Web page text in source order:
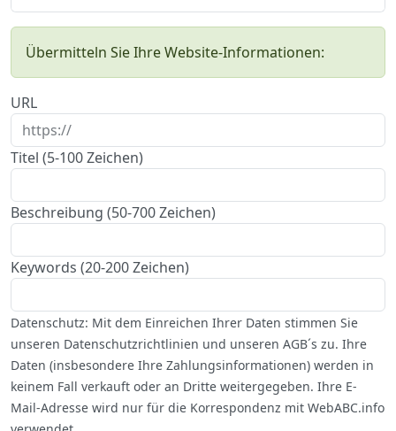
Übermitteln Sie Ihre Website-Informationen:
URL
Titel (5-100 Zeichen)
Beschreibung (50-700 Zeichen)
Keywords (20-200 Zeichen)
Datenschutz: Mit dem Einreichen Ihrer Daten stimmen Sie
unseren Datenschutzrichtlinien und unseren AGB´s zu. Ihre
Daten (insbesondere Ihre Zahlungsinformationen) werden in
keinem Fall verkauft oder an Dritte weitergegeben. Ihre E-
Mail-Adresse wird nur für die Korrespondenz mit WebABC.info